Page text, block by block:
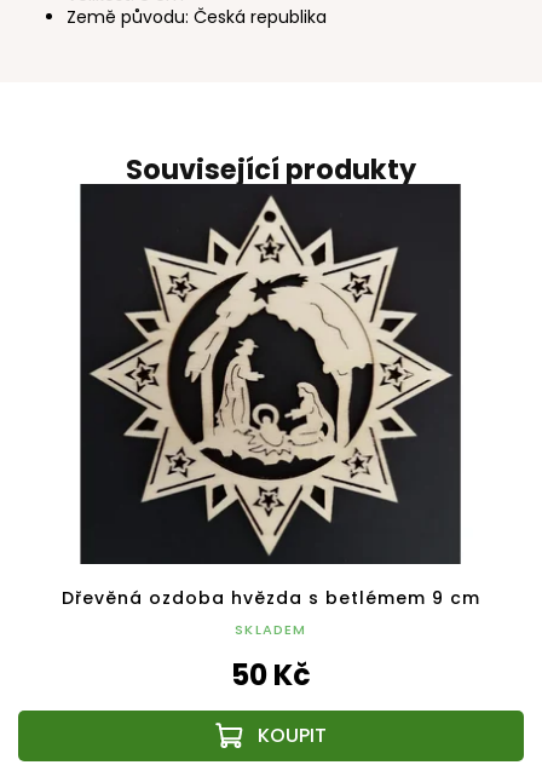
Související produkty
Dřevěná ozdoba hvězda s betlémem 9 cm
SKLADEM
50 Kč
Země původu: Česká republika